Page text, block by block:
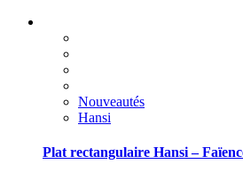
Nouveautés
Hansi
Plat rectangulaire Hansi –